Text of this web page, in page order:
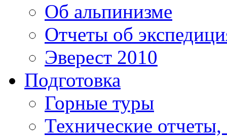
Об альпинизме
Отчеты об
Эверест 2010
Подготовка
Горные туры
Технические